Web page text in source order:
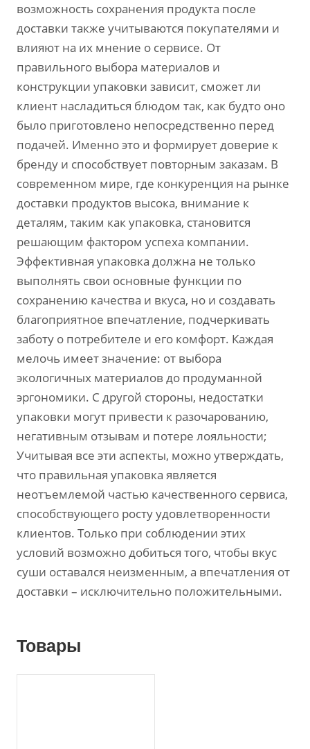
возможность сохранения продукта после
доставки также учитываются покупателями и
влияют на их мнение о сервисе. От
правильного выбора материалов и
конструкции упаковки зависит, сможет ли
клиент насладиться блюдом так, как будто оно
было приготовлено непосредственно перед
подачей. Именно это и формирует доверие к
бренду и способствует повторным заказам. В
современном мире, где конкуренция на рынке
доставки продуктов высока, внимание к
деталям, таким как упаковка, становится
решающим фактором успеха компании.
Эффективная упаковка должна не только
выполнять свои основные функции по
сохранению качества и вкуса, но и создавать
благоприятное впечатление, подчеркивать
заботу о потребителе и его комфорт. Каждая
мелочь имеет значение: от выбора
экологичных материалов до продуманной
эргономики. С другой стороны, недостатки
упаковки могут привести к разочарованию,
негативным отзывам и потере лояльности;
Учитывая все эти аспекты, можно утверждать,
что правильная упаковка является
неотъемлемой частью качественного сервиса,
способствующего росту удовлетворенности
клиентов. Только при соблюдении этих
условий возможно добиться того, чтобы вкус
суши оставался неизменным, а впечатления от
доставки – исключительно положительными.
Товары